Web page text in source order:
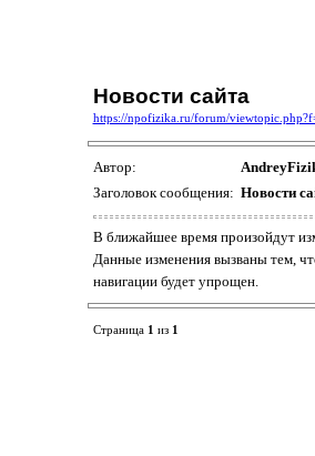
Новости сайта
https://npofizika.ru/forum/
Автор:
Заголовок сообщения: Новости
В ближайшее время произойдут
Данные изменения вызваны тем,
навигации будет упрощен.
Страница 1 из 1